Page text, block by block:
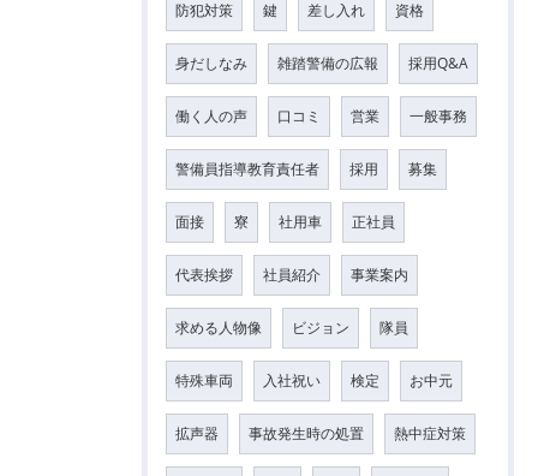
防犯対策 鍵 差し入れ 資格
身だしなみ 雑踏警備の広報 採用Q&A
働く人の声 口コミ 営業 一般事務
警備員指導教育責任者 採用 募集
面接 寮 社用車 正社員
代表挨拶 社員紹介 事業案内
求める人物像 ビジョン 隊員
特殊車両 入社祝い 検定 お中元
拡声器 事故発生時の処置 熱中症対策